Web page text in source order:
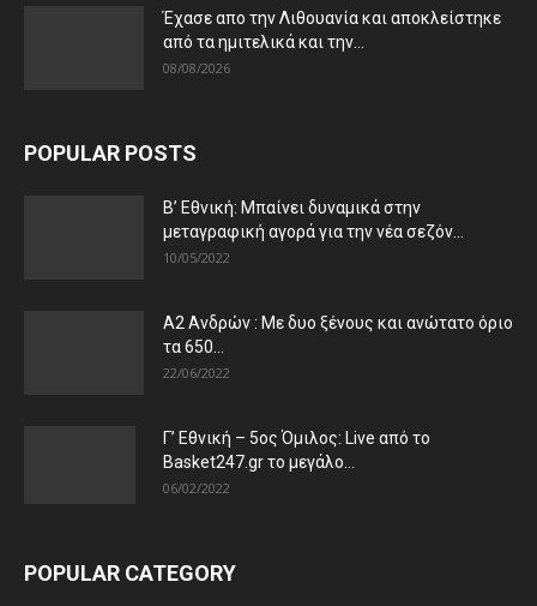
Έχασε απο την Λιθουανία και αποκλείστηκε
από τα ημιτελικά και την...
08/08/2026
POPULAR POSTS
Β’ Εθνική: Μπαίνει δυναμικά στην
μεταγραφική αγορά για την νέα σεζόν...
10/05/2022
Α2 Ανδρών : Με δυο ξένους και ανώτατο όριο
τα 650...
22/06/2022
Γ’ Εθνική – 5ος Όμιλος: Live από το
Basket247.gr το μεγάλο...
06/02/2022
POPULAR CATEGORY